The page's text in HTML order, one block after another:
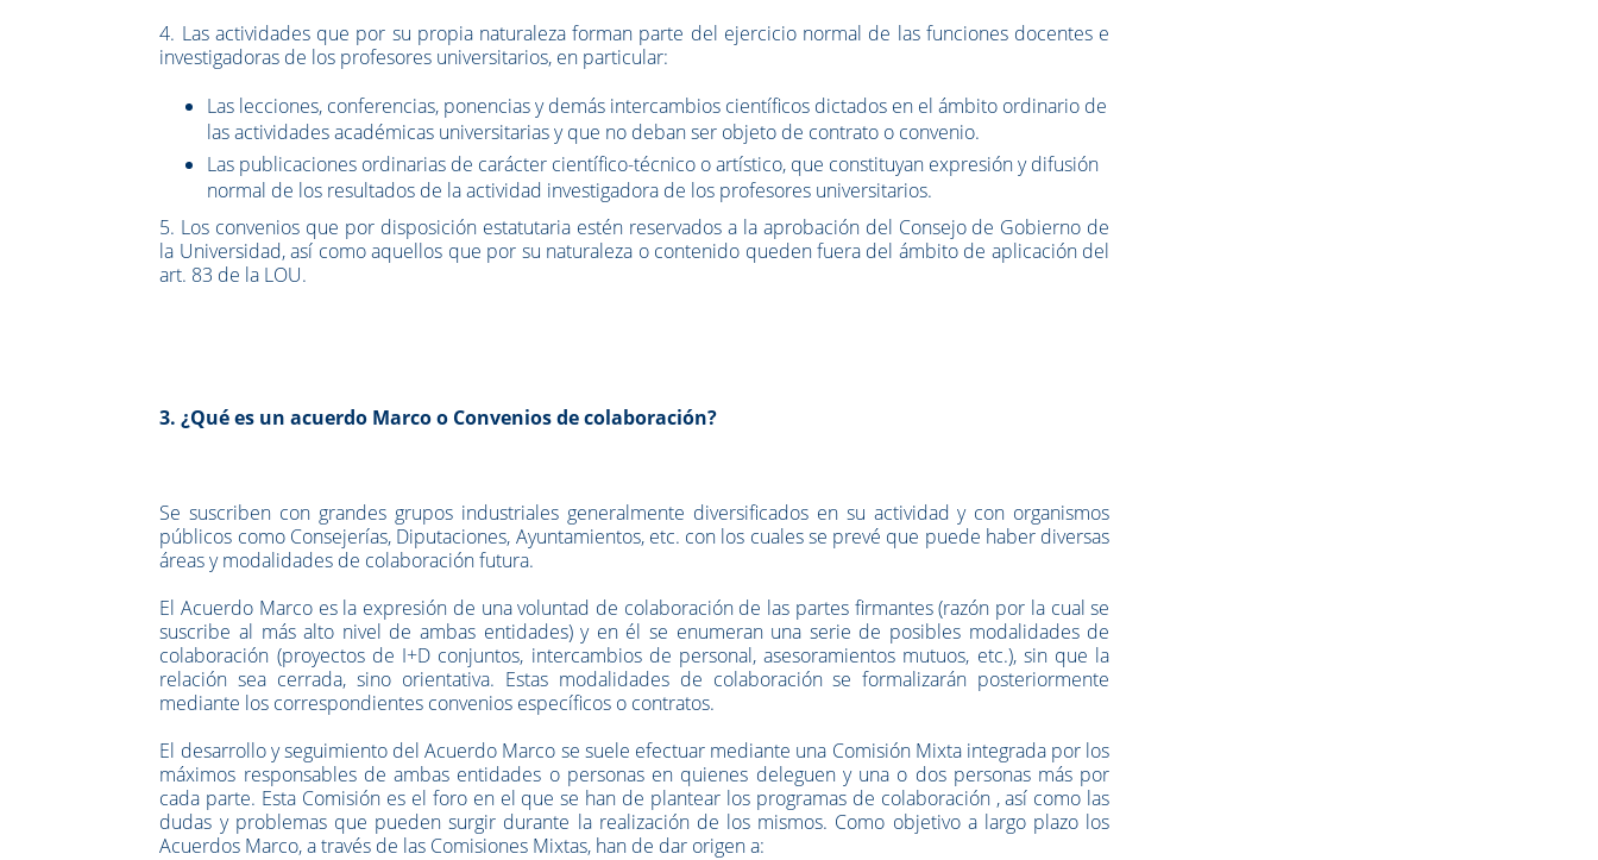
4. Las actividades que por su propia naturaleza forman parte del ejercicio normal de las funciones docentes e
investigadoras de los profesores universitarios, en particular:
Las lecciones, conferencias, ponencias y demás intercambios científicos dictados en el ámbito ordinario de
las actividades académicas universitarias y que no deban ser objeto de contrato o convenio.
Las publicaciones ordinarias de carácter científico-técnico o artístico, que constituyan expresión y difusión
normal de los resultados de la actividad investigadora de los profesores universitarios.
5. Los convenios que por disposición estatutaria estén reservados a la aprobación del Consejo de Gobierno de
la Universidad, así como aquellos que por su naturaleza o contenido queden fuera del ámbito de aplicación del
art. 83 de la LOU.
3. ¿Qué es un acuerdo Marco o Convenios de colaboración?
Se suscriben con grandes grupos industriales generalmente diversificados en su actividad y con organismos
públicos como Consejerías, Diputaciones, Ayuntamientos, etc. con los cuales se prevé que puede haber diversas
áreas y modalidades de colaboración futura.
El Acuerdo Marco es la expresión de una voluntad de colaboración de las partes firmantes (razón por la cual se
suscribe al más alto nivel de ambas entidades) y en él se enumeran una serie de posibles modalidades de
colaboración (proyectos de I+D conjuntos, intercambios de personal, asesoramientos mutuos, etc.), sin que la
relación sea cerrada, sino orientativa. Estas modalidades de colaboración se formalizarán posteriormente
mediante los correspondientes convenios específicos o contratos.
El desarrollo y seguimiento del Acuerdo Marco se suele efectuar mediante una Comisión Mixta integrada por los
máximos responsables de ambas entidades o personas en quienes deleguen y una o dos personas más por
cada parte. Esta Comisión es el foro en el que se han de plantear los programas de colaboración , así como las
dudas y problemas que pueden surgir durante la realización de los mismos. Como objetivo a largo plazo los
Acuerdos Marco, a través de las Comisiones Mixtas, han de dar origen a: